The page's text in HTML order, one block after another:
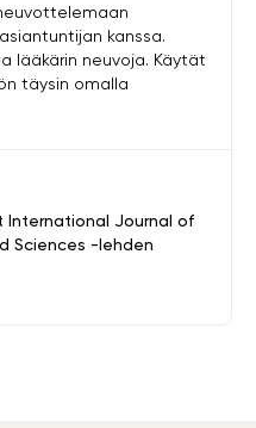
International Journal of
Sciences -lehden
kanssa.
lääkärin neuvoja. Käytät
täysin omalla